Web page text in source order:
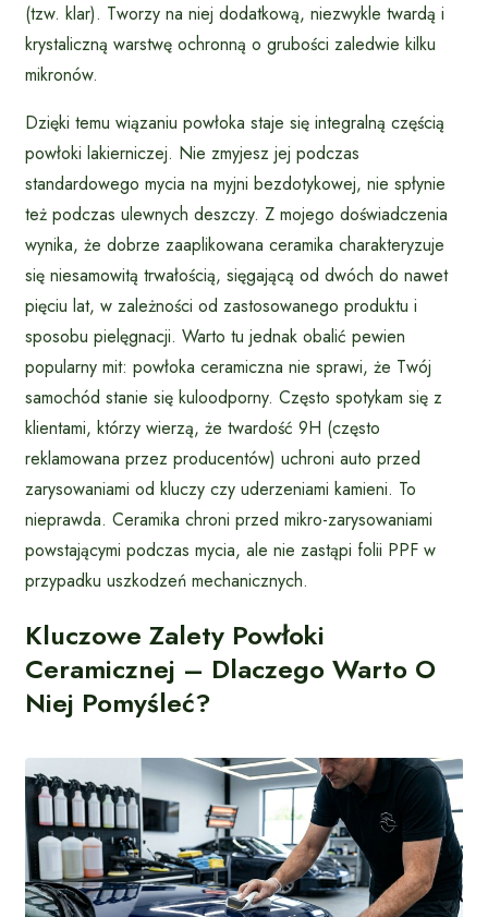
(tzw. klar). Tworzy na niej dodatkową, niezwykle twardą i
krystaliczną warstwę ochronną o grubości zaledwie kilku
mikronów.
Dzięki temu wiązaniu powłoka staje się integralną częścią
powłoki lakierniczej. Nie zmyjesz jej podczas
standardowego mycia na myjni bezdotykowej, nie spłynie
też podczas ulewnych deszczy. Z mojego doświadczenia
wynika, że dobrze zaaplikowana ceramika charakteryzuje
się niesamowitą trwałością, sięgającą od dwóch do nawet
pięciu lat, w zależności od zastosowanego produktu i
sposobu pielęgnacji. Warto tu jednak obalić pewien
popularny mit: powłoka ceramiczna nie sprawi, że Twój
samochód stanie się kuloodporny. Często spotykam się z
klientami, którzy wierzą, że twardość 9H (często
reklamowana przez producentów) uchroni auto przed
zarysowaniami od kluczy czy uderzeniami kamieni. To
nieprawda. Ceramika chroni przed mikro-zarysowaniami
powstającymi podczas mycia, ale nie zastąpi folii PPF w
przypadku uszkodzeń mechanicznych.
Kluczowe Zalety Powłoki
Ceramicznej – Dlaczego Warto O
Niej Pomyśleć?